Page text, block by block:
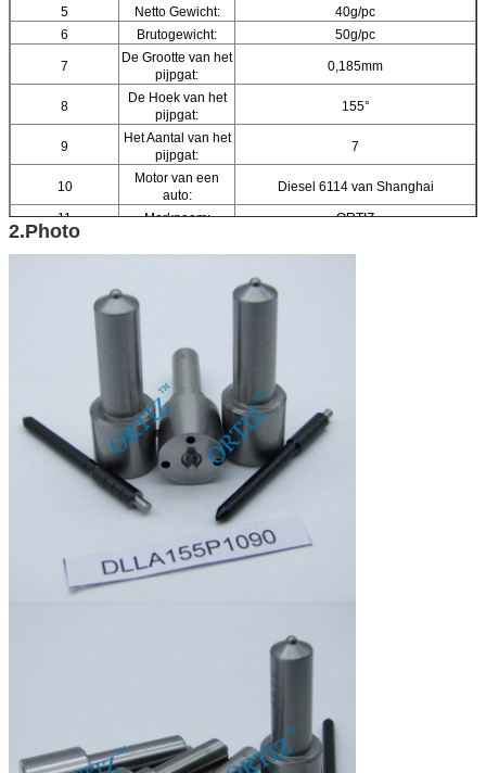
5
Netto Gewicht:
40g/pc
6
Brutogewicht: 50g/pc
7
De Grootte van het
pijpgat:
0,185mm
8
De Hoek van het
pijpgat:
155°
9
Het Aantal van het
pijpgat:
7
10
Motor van een
auto:
Diesel 6114 van Shanghai
11 Merknaam:
ORTIZ
12
Verpakkingsdetails:
2.Photo